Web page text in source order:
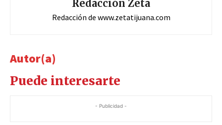
Redacción Zeta
Redacción de www.zetatijuana.com
Autor(a)
Puede interesarte
- Publicidad -